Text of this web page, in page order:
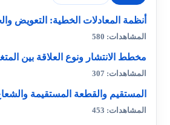
أنظمة المعادلات الخطية: التعويض
المشاهدات: 580
مخطط الانتشار ونوع العلاقة بين
المشاهدات: 307
المستقيم والقطعة المستقيمة
المشاهدات: 453